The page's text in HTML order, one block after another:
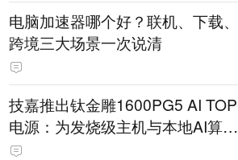
电脑加速器哪个好？联机、下载、
跨境三大场景一次说清
技嘉推出钛金雕1600PG5 AI TOP
电源：为发烧级主机与本地AI算力
打造旗舰供电方案